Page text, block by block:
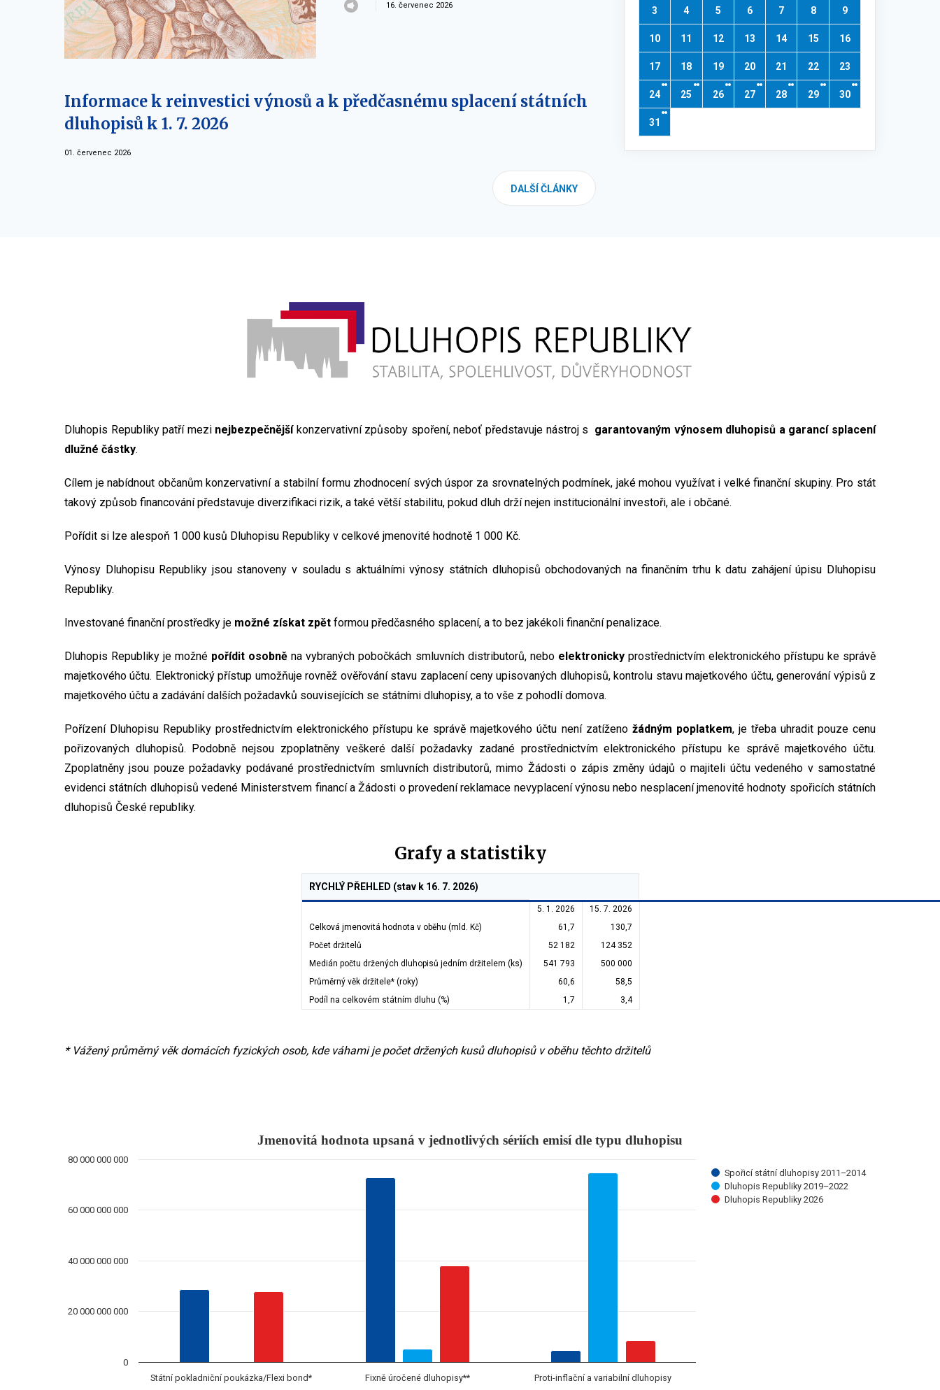
16. červenec 2026
Informace k reinvestici výnosů a k předčasnému splacení státních
dluhopisů k 1. 7. 2026
01. červenec 2026
DALŠÍ ČLÁNKY
3 4 5 6 7 8 9
10 11 12 13 14 15 16
17 18 19 20 21 22 23
24 25 26 27 28 29 30
31
Dluhopis Republiky patří mezi nejbezpečnějšíkonzervativní způsoby spoření, neboť představuje nástroj s garantovaným výnosem dluhopisů a garancí splacení
dlužné částky.
Cílem je nabídnout občanům konzervativní a stabilní formu zhodnocení svých úspor za srovnatelných podmínek, jaké mohou využívat i velké finanční skupiny. Pro stát
takový způsob financování představuje diverzifikaci rizik, a také větší stabilitu, pokud dluh drží nejen institucionální investoři, ale i občané.
Pořídit si lze alespoň 1 000 kusů Dluhopisu Republiky v celkové jmenovité hodnotě 1 000 Kč.
Výnosy Dluhopisu Republiky jsou stanoveny v souladu s aktuálními výnosy státních dluhopisů obchodovaných na finančním trhu k datu zahájení úpisu Dluhopisu
Republiky.
Investované finanční prostředky je možné získat zpět formou předčasného splacení, a to bez jakékoli finanční penalizace.
Dluhopis Republiky je možné pořídit osobně na vybraných pobočkách smluvních distributorů, nebo elektronickyprostřednictvím elektronického přístupu ke správě
majetkového účtu. Elektronický přístup umožňuje rovněž ověřování stavu zaplacení ceny upisovaných dluhopisů, kontrolu stavu majetkového účtu, generování výpisů z
majetkového účtu a zadávání dalších požadavků souvisejících se státními dluhopisy, a to vše z pohodlí domova.
Pořízení Dluhopisu Republiky prostřednictvím elektronického přístupu ke správě majetkového účtu není zatíženo žádným poplatkem, je třeba uhradit pouze cenu
pořizovaných dluhopisů. Podobně nejsou zpoplatněny veškeré další požadavky zadané prostřednictvím elektronického přístupu ke správě majetkového účtu.
Zpoplatněny jsou pouze požadavky podávané prostřednictvím smluvních distributorů, mimo Žádosti o zápis změny údajů o majiteli účtu vedeného v samostatné
evidenci státních dluhopisů vedené Ministerstvem financí a Žádosti o provedení reklamace nevyplacení výnosu nebo nesplacení jmenovité hodnoty spořicích státních
dluhopisů České republiky.
Grafy a statistiky
RYCHLÝ PŘEHLED (stav k 16. 7. 2026)
5. 1. 2026
15. 7. 2026
Celková jmenovitá hodnota v oběhu (mld. Kč)
61,7
130,7
Počet držitelů
52 182
124 352
Medián počtu držených dluhopisů jedním držitelem (ks)
541 793
500 000
Průměrný věk držitele* (roky)
60,6
58,5
Podíl na celkovém státním dluhu (%)
1,7 3,4
* Vážený průměrný věk domácích fyzických osob, kde váhami je počet držených kusů dluhopisů v oběhu těchto držitelů
Jmenovitá hodnota upsaná v jednotlivých sériích emisí dle typu dluhopisu
The chart has 1 X axis displaying categories.
Jmenovitá hodnota upsaná v jednotlivých sériích emisí dle typu dluhopisu
Spořicí státní dluhopisy 2011–2014
Dluhopis Republiky 2019–2022
Dluhopis Republiky 2026
Státní pokladniční poukázka/Flexi bond* Fixně úročené dluhopisy** Proti-inflační a variabilní dluhopisy
0
20 000 000 000
40 000 000 000
60 000 000 000
80 000 000 000